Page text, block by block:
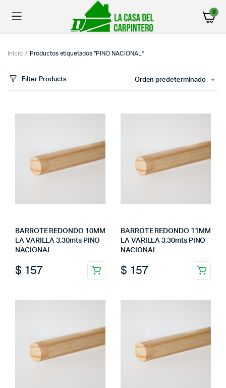
0
Inicio Productos etiquetados “PINO NACIONAL”
Filter Products Orden predeterminado
BARROTE REDONDO 10MM
LA VARILLA 3.30mts PINO
NACIONAL
$ 157
BARROTE REDONDO 11MM
LA VARILLA 3.30mts PINO
NACIONAL
$ 157